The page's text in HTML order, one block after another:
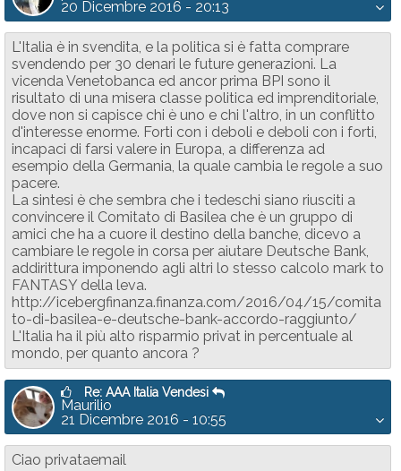
20 Dicembre 2016 - 20:13
L'Italia è in svendita, e la politica si è fatta comprare
svendendo per 30 denari le future generazioni. La
vicenda Venetobanca ed ancor prima BPI sono il
risultato di una misera classe politica ed imprenditoriale,
dove non si capisce chi è uno e chi l'altro, in un conflitto
d'interesse enorme. Forti con i deboli e deboli con i forti,
incapaci di farsi valere in Europa, a differenza ad
esempio della Germania, la quale cambia le regole a suo
pacere.
La sintesi è che sembra che i tedeschi siano riusciti a
convincere il Comitato di Basilea che è un gruppo di
amici che ha a cuore il destino della banche, dicevo a
cambiare le regole in corsa per aiutare Deutsche Bank,
addirittura imponendo agli altri lo stesso calcolo mark to
FANTASY della leva.
http://icebergfinanza.finanza.com/2016/04/15/comita
to-di-basilea-e-deutsche-bank-accordo-raggiunto/
L'Italia ha il più alto risparmio privat in percentuale al
mondo, per quanto ancora ?
Re: AAA Italia Vendesi
Maurilio
21 Dicembre 2016 - 10:55
Ciao privataemail